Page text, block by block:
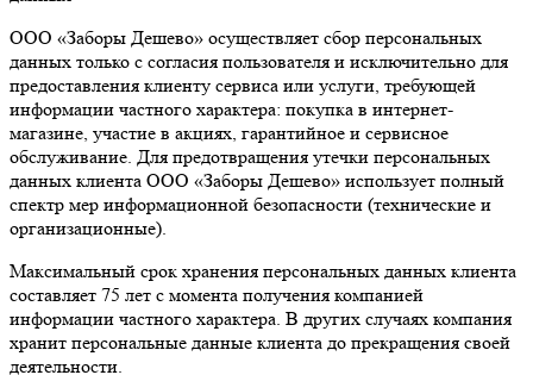
ООО «Заборы Дешево» осуществляет сбор персональных
данных только с согласия пользователя и исключительно для
предоставления клиенту сервиса или услуги, требующей
информации частного характера: покупка в интернет-
магазине, участие в акциях, гарантийное и сервисное
обслуживание. Для предотвращения утечки персональных
данных клиента ООО «Заборы Дешево» использует полный
спектр мер информационной безопасности (технические и
организационные).
Максимальный срок хранения персональных данных клиента
составляет 75 лет с момента получения компанией
информации частного характера. В других случаях компания
хранит персональные данные клиента до прекращения своей
деятельности.